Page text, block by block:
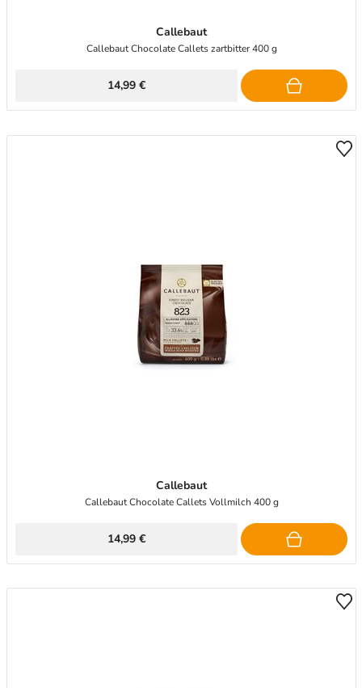
Callebaut
Callebaut Chocolate Callets zartbitter 400 g
14,99 €
Callebaut
Callebaut Chocolate Callets Vollmilch 400 g
14,99 €